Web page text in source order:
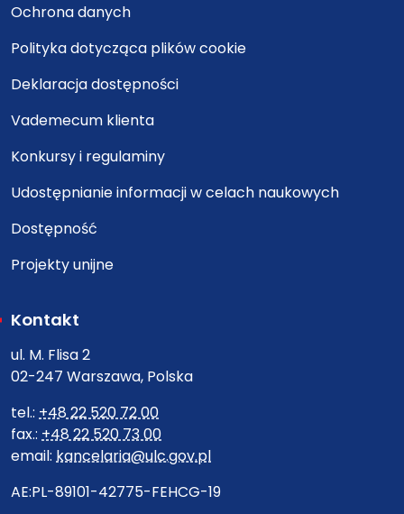
Ochrona danych
Polityka dotycząca plików cookie
Deklaracja dostępności
Vademecum klienta
Konkursy i regulaminy
Udostępnianie informacji w celach naukowych
Dostępność
Projekty unijne
Kontakt
ul. M. Flisa 2
02-247 Warszawa, Polska
tel.: +48 22 520 72 00
fax.: +48 22 520 73 00
email: kancelaria@ulc.gov.pl
AE:PL-89101-42775-FEHCG-19